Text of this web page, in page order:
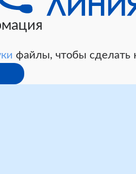
файлы, чтобы сделать